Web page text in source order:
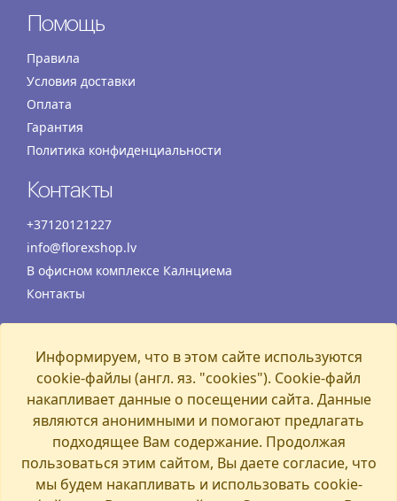
Помощь
Правила
Условия доставки
Оплата
Гарантия
Политика конфиденциальности
Контакты
+37120121227
info@florexshop.lv
В офисном комплексе Калнциема
Контакты
Понедельник
07:00 – 19:00
07:00 – 19:00
Среда
07:00 – 19:00
Четверг
07:00 – 19:00
Пятница
07:00 – 19:00
Суббота
07:00 – 19:00
Информируем, что в этом сайте используются
cookie-файлы (англ. яз. "cookies"). Cookie-файл
накапливает данные о посещении сайта. Данные
являются анонимными и помогают предлагать
подходящее Вам содержание. Продолжая
пользоваться этим сайтом, Вы даете согласие, что
мы будем накапливать и использовать cookie-